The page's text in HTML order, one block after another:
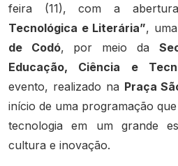
feira (11), com a
Tecnológica e Literária”,
de Codó, por meio da
Educação, Ciência e
evento, realizado na Praça
início de uma programação
tecnologia em um grande
cultura e inovação.